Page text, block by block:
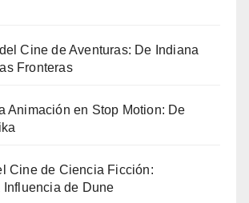
Cine de Aventuras: De Indiana
Fronteras
Animación en Stop Motion: De
Cine de Ciencia Ficción:
Influencia de Dune